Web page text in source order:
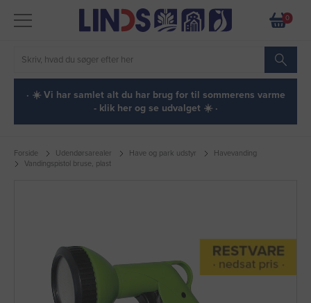
0
· ☀️ Vi har samlet alt du har brug for til sommerens varme
- klik her og se udvalget ☀️ ·
Forside Udendørsarealer Have og park udstyr
Havevanding
Vandingspistol bruse, plast